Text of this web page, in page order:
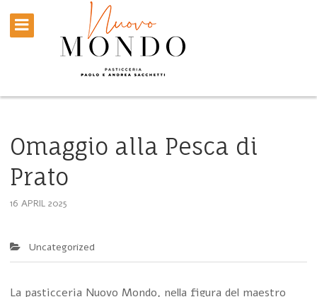
Omaggio alla Pesca di
Prato
16 APRIL 2025
Uncategorized
La pasticceria Nuovo Mondo, nella figura del maestro